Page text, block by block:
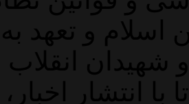
و تعهد
انقلاب
انتشار